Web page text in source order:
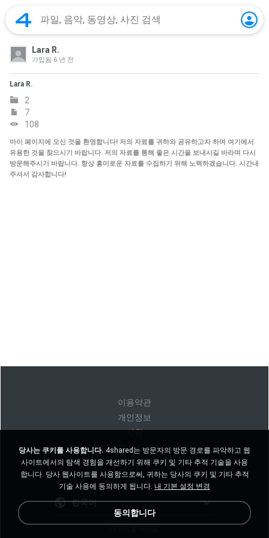
Lara R.
가입됨 6 년 전
Lara R.
2
7
108
마이 페이지에 오신 것을 환영합니다! 저의 자료를 귀하와 공유하고자 하며 여기에서
유용한 것을 찾으시기 바랍니다. 저의 자료를 통해 좋은 시간을 보내시길 바라며 다시
방문해주시기 바랍니다. 항상 흥미로운 자료를 수집하기 위해 노력하겠습니다. 시간내
주셔서 감사합니다!
이용약관
개인정보
지원
내 개인 정보를 판매하지 마십시오
내 개인 정보를 공유하지 마십시오
한국어
당사는 쿠키를 사용합니다. 4shared는 방문자의 방문 경로를 파악하고 웹
사이트에서의 탐색 경험을 개선하기 위해 쿠키 및 기타 추적 기술을 사용
합니다. 당사 웹사이트를 사용함으로써, 귀하는 당사의 쿠키 및 기타 추적
기술 사용에 동의하게 됩니다. 내 기본 설정 변경
동의합니다